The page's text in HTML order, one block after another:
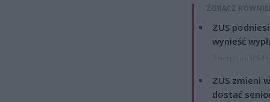
ZOBACZ
ZUS
wynieść
ZUS zmieni
dostać